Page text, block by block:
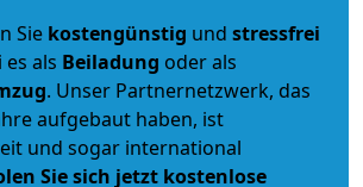
Sie kostengünstig und stressfrei
es als Beiladung oder als
. Unser Partnernetzwerk, das
aufgebaut haben, ist
und sogar international
Sie sich jetzt kostenlose